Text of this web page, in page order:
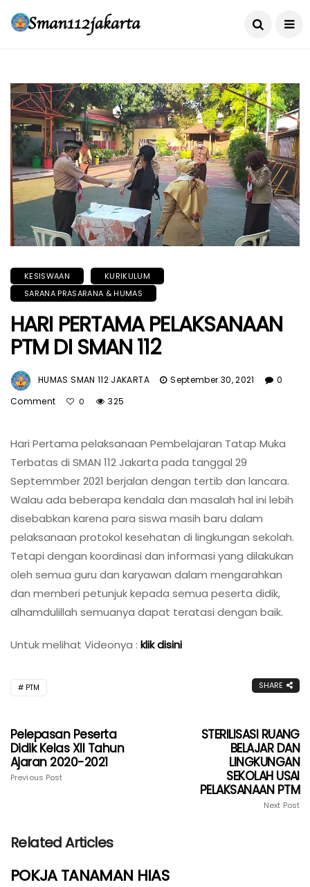
KESISWAAN
KURIKULUM
SARANA PRASARANA & HUMAS
HARI PERTAMA PELAKSANAAN
PTM DI SMAN 112
HUMAS SMAN 112 JAKARTA September 30, 2021
0
Comment
0 325
Hari Pertama pelaksanaan Pembelajaran Tatap Muka
Terbatas di SMAN 112 Jakarta pada tanggal 29
Septemmber 2021 berjalan dengan tertib dan lancara.
Walau ada beberapa kendala dan masalah hal ini lebih
disebabkan karena para siswa masih baru dalam
pelaksanaan protokol kesehatan di lingkungan sekolah.
Tetapi dengan koordinasi dan informasi yang dilakukan
oleh semua guru dan karyawan dalam mengarahkan
dan memberi petunjuk kepada semua peserta didik,
alhamdulillah semuanya dapat teratasi dengan baik.
Untuk melihat Videonya : klik disini
PTM SHARE
Pelepasan Peserta
Didik Kelas XII Tahun
Ajaran 2020-2021
Previous Post
STERILISASI RUANG
BELAJAR DAN
LINGKUNGAN
SEKOLAH USAI
PELAKSANAAN PTM
Next Post
Related Articles
POKJA TANAMAN HIAS